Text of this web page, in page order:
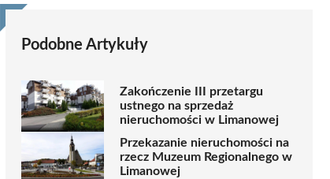
Podobne Artykuły
Zakończenie III przetargu
ustnego na sprzedaż
nieruchomości w Limanowej
Przekazanie nieruchomości na
rzecz Muzeum Regionalnego w
Limanowej